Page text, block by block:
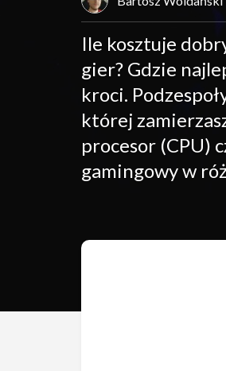
Ile kosztuje
gier? Gdzie
kroci.
której
procesor (CPU)
gamingowy w